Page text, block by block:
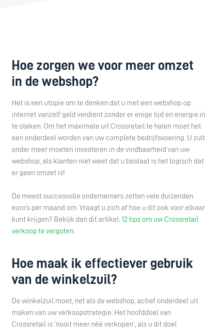
Hoe zorgen we voor meer omzet
in de webshop?
Het is een utopie om te denken dat u met een webshop op
internet vanzelf geld verdient zonder er enige tijd en energie in
te steken. Om het maximale uit Crossretail te halen moet het
een onderdeel worden van uw complete bedrijfsvoering. U zult
onder meer moeten investeren in de vindbaarheid van uw
webshop, als klanten niet weet dat u bestaat is het logisch dat
er geen omzet is!
De meest succesvolle ondernemers zetten vele duizenden
euro’s per maand om. Vraagt u zich af hoe u dit ook voor elkaar
kunt krijgen? Bekijk dan dit artikel:12 tips om uw Crossretail
verkoop te vergoten.
Hoe maak ik effectiever gebruik
van de winkelzuil?
De winkelzuil moet, net als de webshop, actief onderdeel uit
maken van uw verkoopstrategie. Het hoofddoel van
Crossretail is ‘nooit meer néé verkopen’, als u dit doel